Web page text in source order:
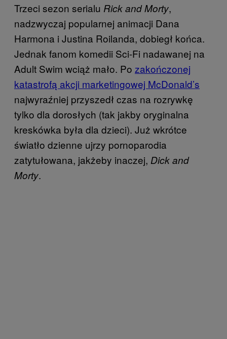
Trzeci sezon serialu Rick and Morty,
nadzwyczaj popularnej animacji Dana
Harmona i Justina Roilanda, dobiegł końca.
Jednak fanom komedii Sci-Fi nadawanej na
Adult Swim wciąż mało. Po zakończonej
katastrofą akcji marketingowej McDonald’s
najwyraźniej przyszedł czas na rozrywkę
tylko dla dorosłych (tak jakby oryginalna
kreskówka była dla dzieci). Już wkrótce
światło dzienne ujrzy pornoparodia
zatytułowana, jakżeby inaczej, Dick and
Morty.